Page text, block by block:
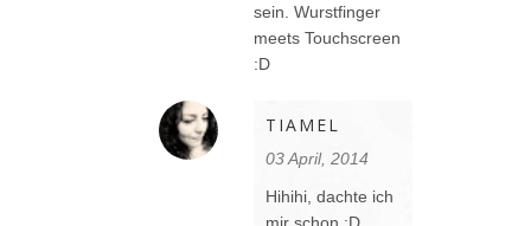
sein. Wurstfinger
meets Touchscreen
:D
TIAMEL
03 April, 2014
Hihihi, dachte ich
mir schon :D